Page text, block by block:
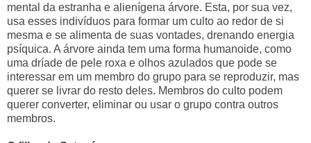
mental da estranha e alienígena árvore. Esta, por sua vez,
usa esses indivíduos para formar um culto ao redor de si
mesma e se alimenta de suas vontades, drenando energia
psíquica. A árvore ainda tem uma forma humanoide, como
uma dríade de pele roxa e olhos azulados que pode se
interessar em um membro do grupo para se reproduzir, mas
querer se livrar do resto deles. Membros do culto podem
querer converter, eliminar ou usar o grupo contra outros
membros.